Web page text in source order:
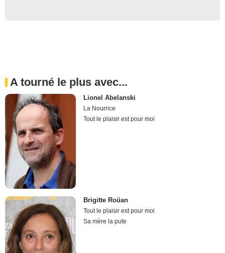
A tourné le plus avec...
Lionel Abelanski
La Nourrice
Tout le plaisir est pour moi
Brigitte Roüan
Tout le plaisir est pour moi
Sa mère la pute